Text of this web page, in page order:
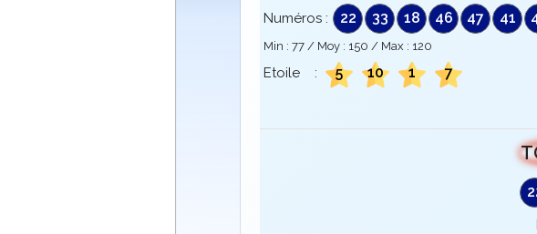
Numéros : 22 33 18 46 47 41
Min :77 / Moy : 150 / Max : 120
Etoile : 5 10 1 7